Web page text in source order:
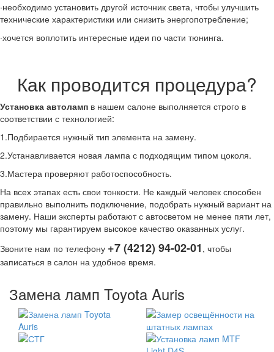
·необходимо установить другой источник света, чтобы улучшить
технические характеристики или снизить энергопотребление;
·хочется воплотить интересные идеи по части тюнинга.
Как проводится процедура?
Установка автоламп в нашем салоне выполняется строго в
соответствии с технологией:
1.Подбирается нужный тип элемента на замену.
2.Устанавливается новая лампа с подходящим типом цоколя.
3.Мастера проверяют работоспособность.
На всех этапах есть свои тонкости. Не каждый человек способен
правильно выполнить подключение, подобрать нужный вариант на
замену. Наши эксперты работают с автосветом не менее пяти лет,
поэтому мы гарантируем высокое качество оказанных услуг.
Звоните нам по телефону +7 (4212) 94-02-01 , чтобы
записаться в салон на удобное время.
Замена ламп Toyota Auris